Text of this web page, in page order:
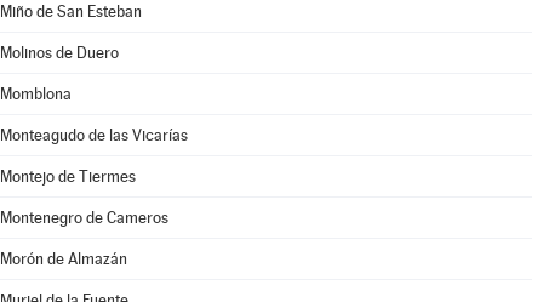
Miño de San Esteban
Molinos de Duero
Momblona
Monteagudo de las Vicarías
Montejo de Tiermes
Montenegro de Cameros
Morón de Almazán